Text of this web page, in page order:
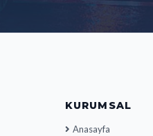
KURUMSAL
Anasayfa